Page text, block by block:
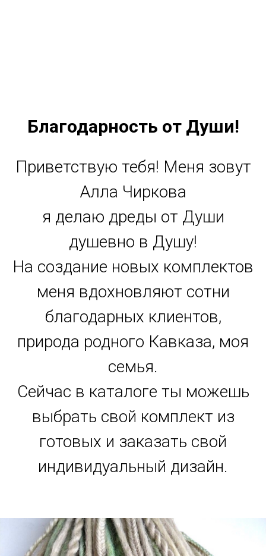
Благодарность от Души!
Приветствую тебя! Меня зовут
Алла Чиркова
я делаю дреды от Души
душевно в Душу!
На создание новых комплектов
меня вдохновляют сотни
благодарных клиентов,
природа родного Кавказа, моя
семья.
Сейчас в каталоге ты можешь
выбрать свой комплект из
готовых и заказать свой
индивидуальный дизайн.